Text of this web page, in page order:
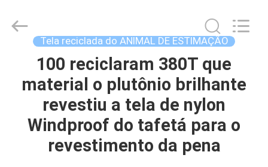
CASA
PRODUTOS
SOBRE
Textile
Co.,Ltd.
Tela reciclada do ANIMAL DE ESTIMAÇÃO
100 reciclaram 380T que
material o plutônio brilhante
revestiu a tela de nylon
Windproof do tafetá para o
revestimento da pena